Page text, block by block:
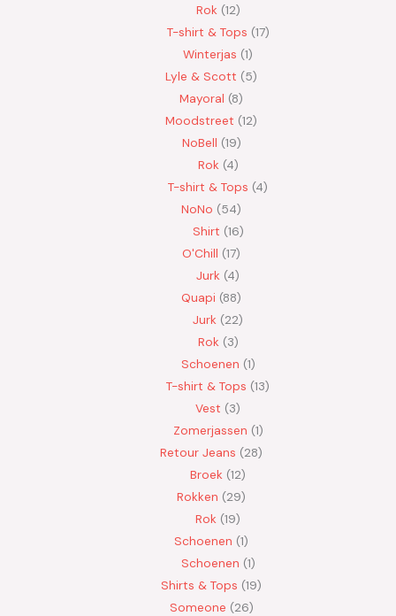
Rok 12
T-shirt & Tops 17
Winterjas 1
Lyle & Scott
5
Mayoral 8
Moodstreet 12
NoBell 19
Rok 4
T-shirt & Tops 4
NoNo
54
Shirt 16
O'Chill 17
Jurk 4
Quapi 88
Jurk 22
Rok 3
Schoenen 1
T-shirt & Tops 13
Vest
3
Zomerjassen 1
Retour Jeans
28
Broek 12
Rokken
29
Rok 19
Schoenen 1
Schoenen 1
Shirts & Tops 19
Someone 26